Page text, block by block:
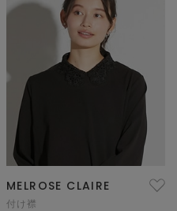
MELROSE CLAIRE
付け襟